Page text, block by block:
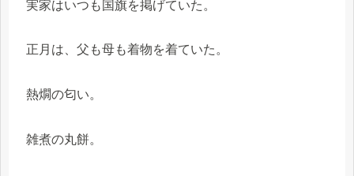
実家はいつも国旗を掲げていた。
正月は、父も母も着物を着ていた。
熱燗の匂い。
雑煮の丸餅。